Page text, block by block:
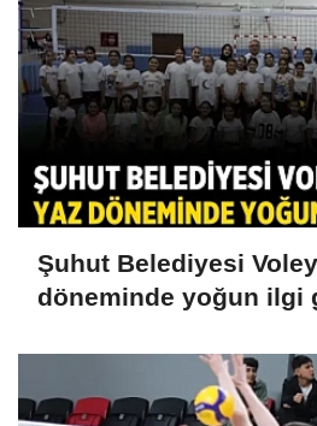
Şuhut Belediyesi
döneminde yoğun ilgi